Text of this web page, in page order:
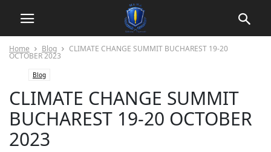
Home Blog CLIMATE CHANGE SUMMIT BUCHAREST 19-20
OCTOBER 2023
Blog
CLIMATE CHANGE SUMMIT
BUCHAREST 19-20 OCTOBER
2023